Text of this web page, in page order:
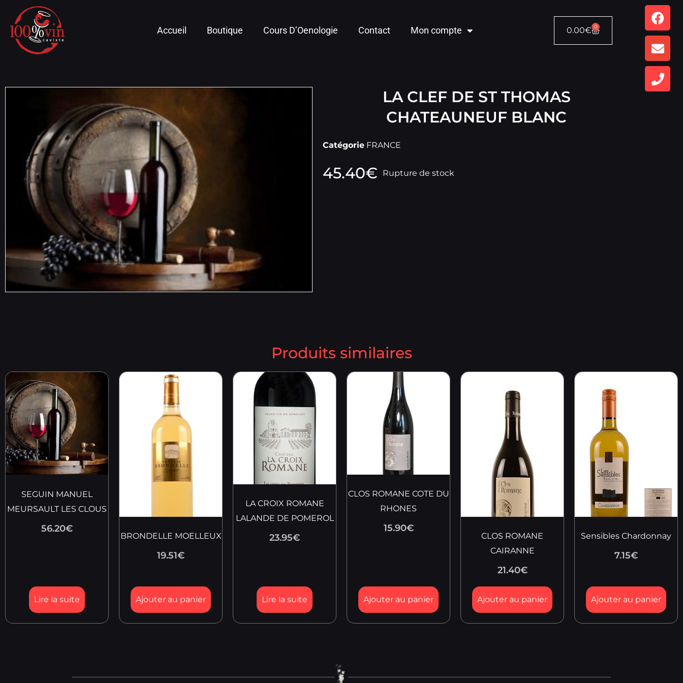
Accueil Boutique Cours D’Oenologie Contact Mon compte 0.00€ 0
LA CLEF DE ST THOMAS
CHATEAUNEUF BLANC
Catégorie FRANCE
45.40€ Rupture de stock
Produits similaires
SEGUIN MANUEL
MEURSAULT LES CLOUS
56.20€
Lire la suite
BRONDELLE MOELLEUX
19.51€
Ajouter au panier
LA CROIX ROMANE
LALANDE DE POMEROL
23.95€
Lire la suite
CLOS ROMANE COTE DU
RHONES
15.90€
Ajouter au panier
CLOS ROMANE
CAIRANNE
21.40€
Ajouter au panier
Sensibles Chardonnay
7.15€
Ajouter au panier